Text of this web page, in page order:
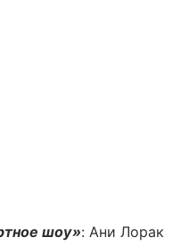
шоу»: Ани Лорак